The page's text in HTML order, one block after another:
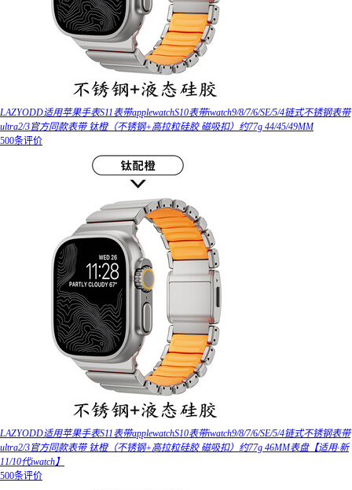
LAZYODD适用苹果手表S11表带applewatchS10表带iwatch9/8/7/6/SE/5/4链式不锈钢表带
ultra2/3官方同款表带 钛橙（不锈钢+高拉粒硅胶 磁吸扣）约77g 44/45/49MM
500条评价
LAZYODD适用苹果手表S11表带applewatchS10表带iwatch9/8/7/6/SE/5/4链式不锈钢表带
ultra2/3官方同款表带 钛橙（不锈钢+高拉粒硅胶 磁吸扣）约77g 46MM表盘【适用·新
11/10代iwatch】
500条评价